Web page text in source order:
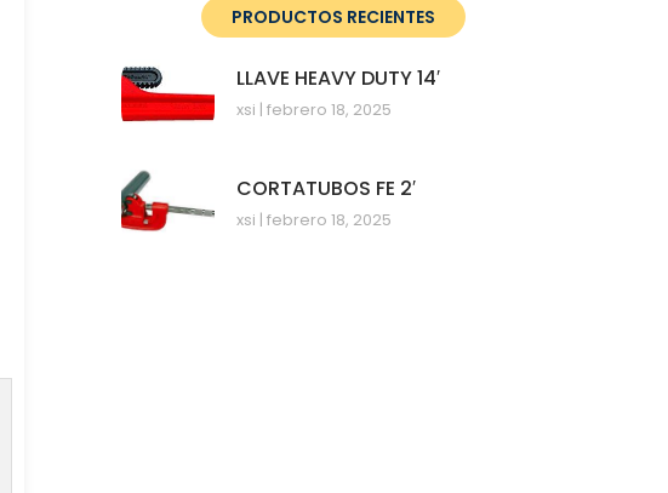
PRODUCTOS RECIENTES
LLAVE HEAVY DUTY 14′
xsi febrero 18, 2025
CORTATUBOS FE 2′
xsi febrero 18, 2025